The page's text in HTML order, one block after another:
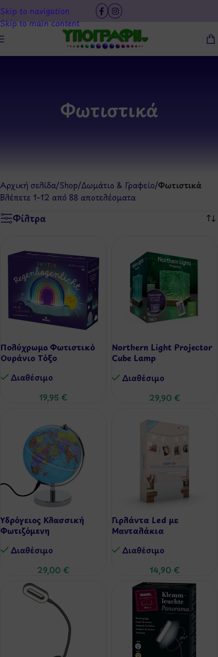
Skip to navigation
Skip to main content
Φωτιστικά
Αρχική σελίδα/Shop/Δωμάτιο & Γραφείο/Φωτιστικά
Βλέπετε 1–12 από 88 αποτελέσματα
Φίλτρα
Πολύχρωμο Φωτιστικό
Ουράνιο Τόξο
Διαθέσιμo
19,95 €
Northern Light Projector
Cube Lamp
Σέλας)
Διαθέσιμo
29,90 €
Υδρόγειος Κλασσική
Φωτιζόμενη
Διαθέσιμo
29,00 €
Γιρλάντα Led με
Μανταλάκια
Διαθέσιμo
14,90 €